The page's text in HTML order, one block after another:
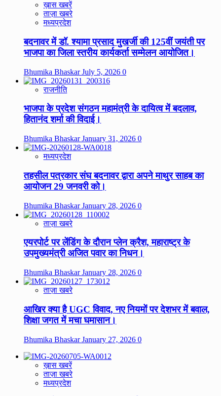
ख़ास खबरें
ताज़ा खबरे
मध्यप्रदेश
बदनावर में डॉ. श्यामा प्रसाद मुखर्जी की 125वीं जयंती पर
भाजपा का जिला स्तरीय कार्यकर्ता सम्मेलन आयोजित।
Bhumika BhaskarJuly 5, 2026 0
राजनीति
भाजपा के प्रदेश संगठन महामंत्री के दायित्व में बदलाव,
हितानंद शर्मा की विदाई।
Bhumika BhaskarJanuary 31, 2026 0
मध्यप्रदेश
तहसील पत्रकार संघ बदनावर द्वारा अपने माथुर साहब का
आयोजन 29 जनवरी को।
Bhumika BhaskarJanuary 28, 2026 0
ताज़ा खबरे
एयरपोर्ट पर लेंडिंग के दौरान प्लेन क्रैश, महाराष्ट्र के
उपमुख्यमंत्री अजित पवार का निधन।
Bhumika BhaskarJanuary 28, 2026 0
ताज़ा खबरे
आखिर क्या है UGC विवाद, नए नियमों पर देशभर में बवाल,
शिक्षा जगत में मचा घमासान।
Bhumika BhaskarJanuary 27, 2026 0
ख़ास खबरें
ताज़ा खबरे
मध्यप्रदेश